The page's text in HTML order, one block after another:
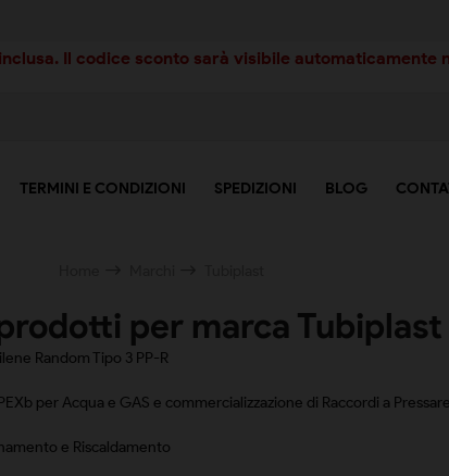
Il codice sconto sarà visibile
TERMINI E CONDIZIONI SPEDIZIONI BLOG
per marca Tubiplast
Random Tipo 3 PP-R
per Acqua e GAS e commercializzazione di Raccordi a
e Riscaldamento